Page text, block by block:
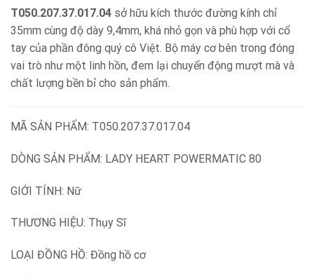
T050.207.37.017.04 sở hữu kích thước đường kính chỉ
35mm cùng độ dày 9,4mm, khá nhỏ gọn và phù hợp với cổ
tay của phần đông quý cô Việt. Bộ máy cơ bên trong đóng
vai trò như một linh hồn, đem lại chuyển động mượt mà và
chất lượng bền bỉ cho sản phẩm.
MÃ SẢN PHẨM: T050.207.37.017.04
DÒNG SẢN PHẨM: LADY HEART POWERMATIC 80
GIỚI TÍNH: Nữ
THƯƠNG HIỆU: Thụy Sĩ
LOẠI ĐỒNG HỒ: Đồng hồ cơ